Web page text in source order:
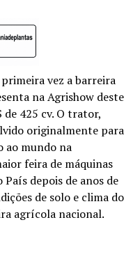
vez a barreira
na Agrishow deste
de 425 cv. O trator,
originalmente para
ao mundo na
feira de máquinas
depois de anos de
de solo e clima do
agrícola nacional.